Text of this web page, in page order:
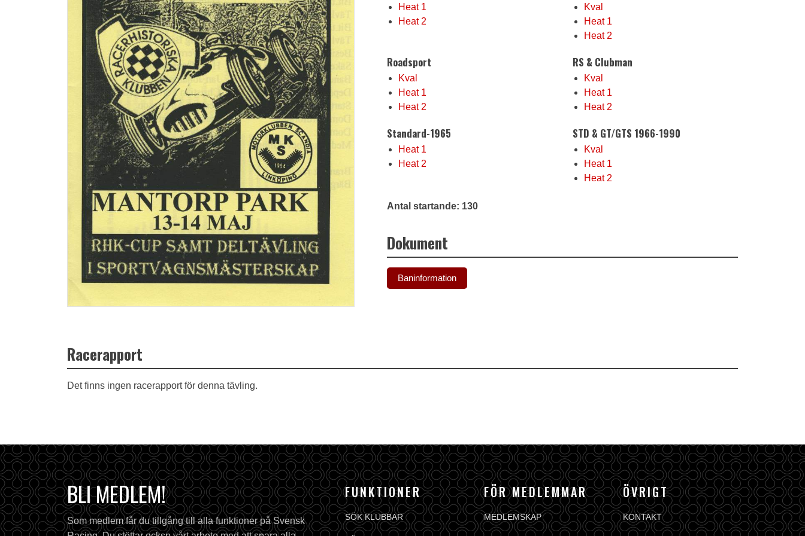
Heat 1
Heat 2
Kval
Heat 1
Heat 2
Roadsport
Kval
Heat 1
Heat 2
RS & Clubman
Kval
Heat 1
Heat 2
Standard-1965
Heat 1
Heat 2
STD & GT/GTS 1966-1990
Kval
Heat 1
Heat 2
Antal startande: 130
Dokument
Baninformation
Racerapport
Det finns ingen racerapport för denna tävling.
BLI MEDLEM!
Som medlem får du tillgång till alla funktioner på Svensk
FUNKTIONER
SÖK KLUBBAR
FÖR MEDLEMMAR
MEDLEMSKAP
ÖVRIGT
KONTAKT